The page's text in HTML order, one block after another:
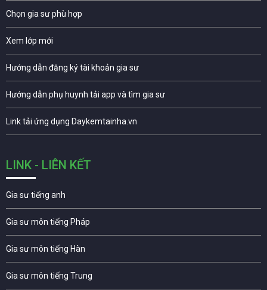
Chọn gia sư phù hợp
Xem lớp mới
Hướng dẫn đăng ký tài khoản gia sư
Hướng dẫn phụ huynh tải app và tìm gia sư
Link tải ứng dụng Daykemtainha.vn
LINK - LIÊN KẾT
Gia sư tiếng anh
Gia sư môn tiếng Pháp
Gia sư môn tiếng Hàn
Gia sư môn tiếng Trung